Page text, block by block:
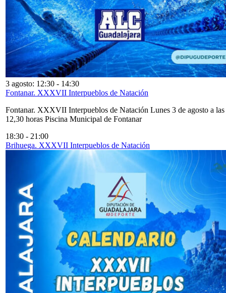
3 agosto: 12:30 - 14:30
Fontanar. XXXVII Interpueblos de Natación
Fontanar. XXXVII Interpueblos de Natación Lunes 3 de agosto a las
12,30 horas Piscina Municipal de Fontanar
18:30 - 21:00
Brihuega. XXXVII Interpueblos de Natación